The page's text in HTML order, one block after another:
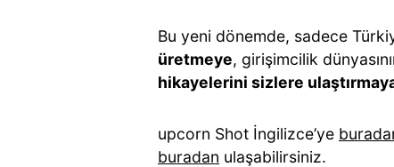
Bu yeni dönemde, sadece
üretmeye, girişimcilik
hikayelerini sizlere
upcorn Shot İngilizce’ye
buradan ulaşabilirsiniz.